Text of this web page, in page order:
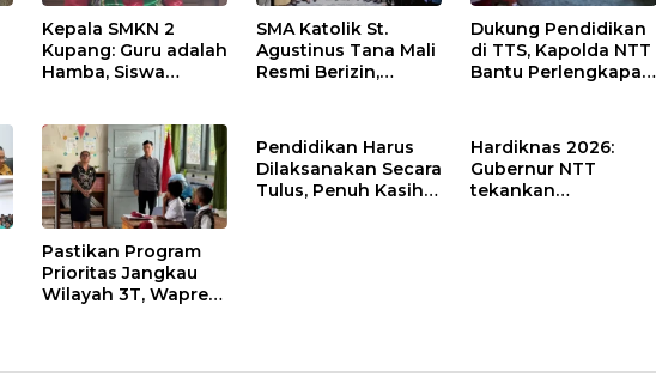
Kepala SMKN 2
Kupang: Guru adalah
Hamba, Siswa
dengan Tulus
SMA Katolik St.
Agustinus Tana Mali
Resmi Berizin,
untuk Hari Jadi
Sekolah
Dukung Pendidikan
di TTS, Kapolda NTT
Bantu Perlengkapan
Pastikan Program
Prioritas Jangkau
Wilayah 3T, Wapres
Pendidikan Harus
Dilaksanakan Secara
Tulus, Penuh Kasih
Hardiknas 2026:
Gubernur NTT
tekankan